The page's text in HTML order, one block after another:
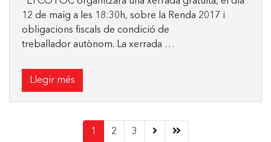
12 de maig a les 18:30h, sobre la Renda 2017 i
obligacions fiscals de condició de
treballador autònom. La xerrada …
Llegir més
1 (current)
2 3